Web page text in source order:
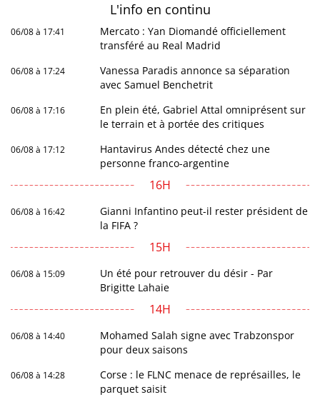
L'info en continu
06/08 à 17:41
Mercato : Yan Diomandé officiellement
transféré au Real Madrid
06/08 à 17:24
Vanessa Paradis annonce sa séparation
avec Samuel Benchetrit
06/08 à 17:16
En plein été, Gabriel Attal omniprésent sur
le terrain et à portée des critiques
06/08 à 17:12
Hantavirus Andes détecté chez une
personne franco-argentine
16H
06/08 à 16:42
Gianni Infantino peut-il rester président de
la FIFA ?
15H
06/08 à 15:09
Un été pour retrouver du désir - Par
Brigitte Lahaie
14H
06/08 à 14:40
Mohamed Salah signe avec Trabzonspor
pour deux saisons
06/08 à 14:28
Corse : le FLNC menace de représailles, le
parquet saisit